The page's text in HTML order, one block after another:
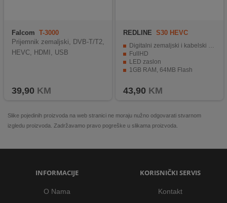
Falcom T-3000
Prijemnik zemaljski, DVB-T/T2,
HEVC, HDMI, USB
39,90 KM
REDLINE S30 HEVC
Digitalni zemaljski i kabelski prijemnik
FullHD
LED zaslon
1GB RAM, 64MB Flash
43,90 KM
Slike pojedinih proizvoda na web stranici ne moraju nužno odgovarati stvarnom
izgledu proizvoda. Zadržavamo pravo pogreške u slikama proizvoda.
INFORMACIJE
O Nama
KORISNIČKI SERVIS
Kontakt